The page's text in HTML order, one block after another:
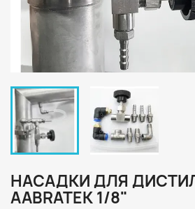
НАСАДКИ ДЛЯ
AABRATEK 1/8"